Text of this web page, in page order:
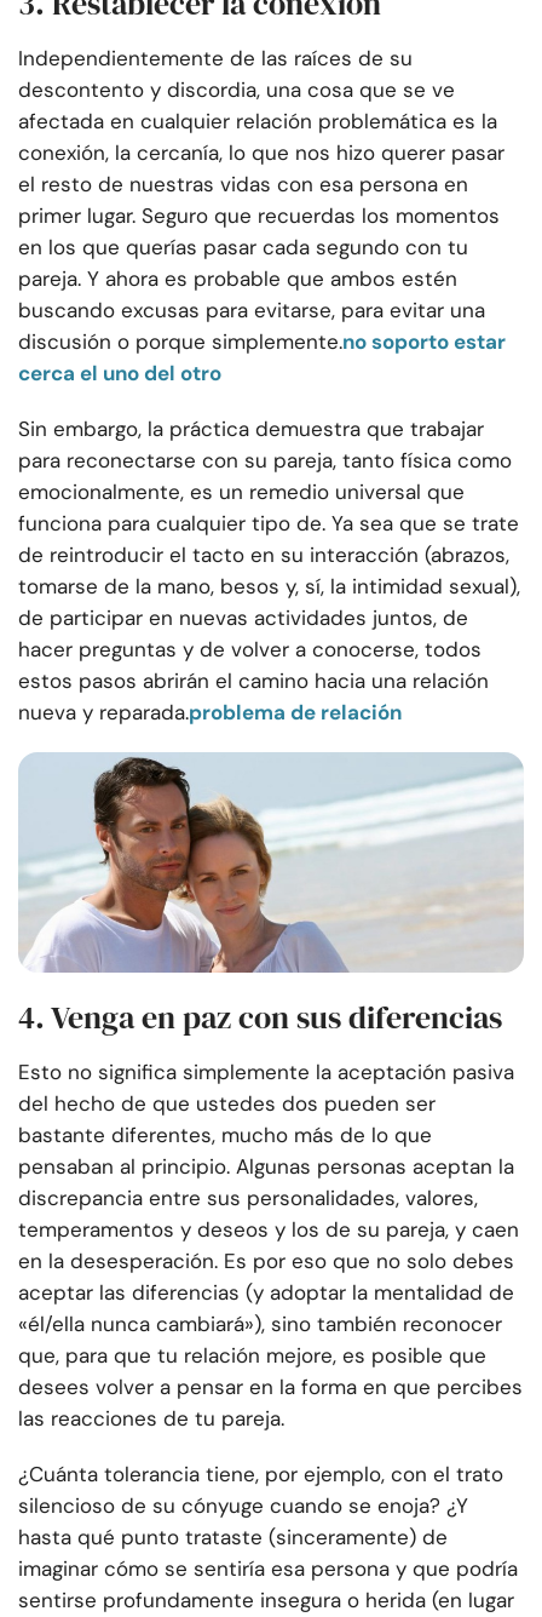
Independientemente de las raíces de su
descontento y discordia, una cosa que se ve
afectada en cualquier relación problemática es la
conexión, la cercanía, lo que nos hizo querer pasar
el resto de nuestras vidas con esa persona en
primer lugar. Seguro que recuerdas los momentos
en los que querías pasar cada segundo con tu
pareja. Y ahora es probable que ambos estén
buscando excusas para evitarse, para evitar una
discusión o porque simplemente.no soporto estar
cerca el uno del otro
Sin embargo, la práctica demuestra que trabajar
para reconectarse con su pareja, tanto física como
emocionalmente, es un remedio universal que
funciona para cualquier tipo de. Ya sea que se trate
de reintroducir el tacto en su interacción (abrazos,
tomarse de la mano, besos y, sí, la intimidad sexual),
de participar en nuevas actividades juntos, de
hacer preguntas y de volver a conocerse, todos
estos pasos abrirán el camino hacia una relación
nueva y reparada.problema de relación
4. Venga en paz con sus diferencias
Esto no significa simplemente la aceptación pasiva
del hecho de que ustedes dos pueden ser
bastante diferentes, mucho más de lo que
pensaban al principio. Algunas personas aceptan la
discrepancia entre sus personalidades, valores,
temperamentos y deseos y los de su pareja, y caen
en la desesperación. Es por eso que no solo debes
aceptar las diferencias (y adoptar la mentalidad de
«él/ella nunca cambiará»), sino también reconocer
que, para que tu relación mejore, es posible que
desees volver a pensar en la forma en que percibes
las reacciones de tu pareja.
¿Cuánta tolerancia tiene, por ejemplo, con el trato
silencioso de su cónyuge cuando se enoja? ¿Y
hasta qué punto trataste (sinceramente) de
imaginar cómo se sentiría esa persona y que podría
sentirse profundamente insegura o herida (en lugar